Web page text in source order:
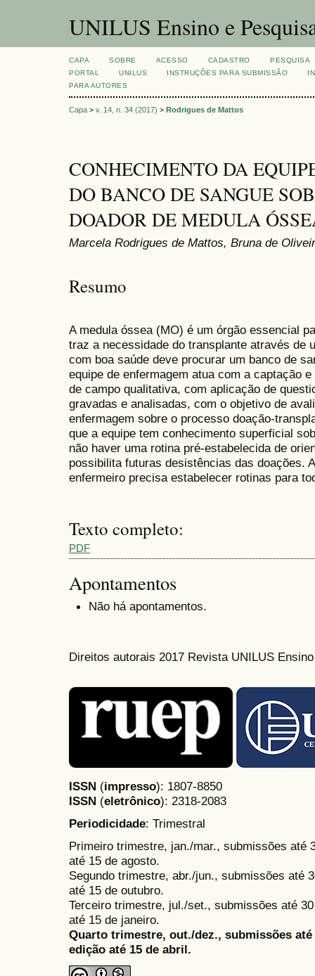
UNILUS Ensino e
CAPA SOBRE ACESSO CADASTRO
PESQUISA
PORTAL
UNILUS INSTRUÇÕES PARA SUBMISSÃO
PARA AUTORES
Capa > v. 14, n. 34 (2017) > Rodrigues de Mattos
CONHECIMENTO DA
DO BANCO DE SANGUE
DOADOR DE MEDULA
Marcela Rodrigues de Mattos, Bruna de
Resumo
A medula óssea (MO) é um órgão essencial
traz a necessidade do transplante através de
com boa saúde deve procurar um banco de
equipe de enfermagem atua com a captação
de campo qualitativa, com aplicação de
gravadas e analisadas, com o objetivo de
enfermagem sobre o processo doação-
que a equipe tem conhecimento superficial
não haver uma rotina pré-estabelecida de
possibilita futuras desistências das doações.
enfermeiro precisa estabelecer rotinas para
Texto completo:
PDF
Apontamentos
Não há apontamentos.
Direitos autorais 2017 Revista UNILUS
ISSN (impresso): 1807-8850
ISSN (eletrônico): 2318-2083
Periodicidade: Trimestral
Primeiro trimestre, jan./mar., submissões até
até 15 de agosto.
Segundo trimestre, abr./jun., submissões até
até 15 de outubro.
Terceiro trimestre, jul./set., submissões até
até 15 de janeiro.
Quarto trimestre, out./dez., submissões
edição até 15 de abril.